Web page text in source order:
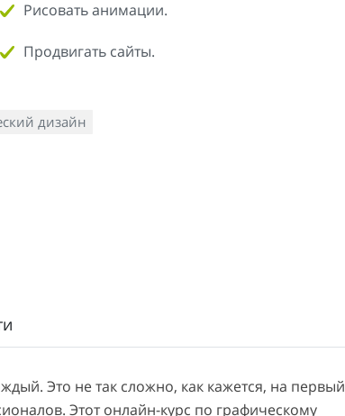
Рисовать анимации.
Продвигать сайты.
дизайн
Это не так сложно, как кажется, на первый
Этот онлайн-курс по графическому